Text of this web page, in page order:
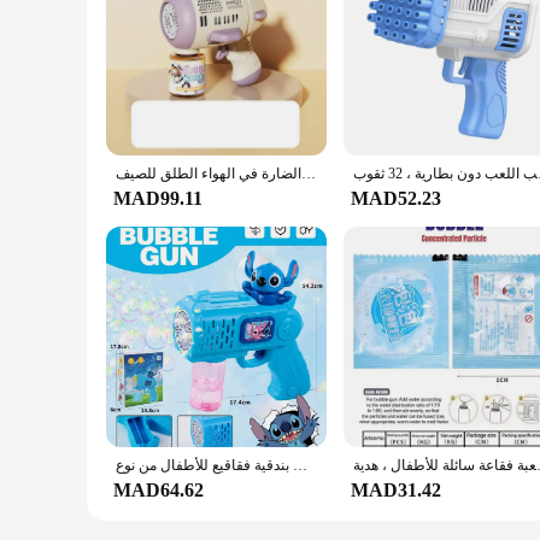
مسدس فقاعات كهربائي للأطفال ، 12 فتحة ، رشاشات فقاعات ، صابون فضاء أوتوماتيكي بالكامل ، ألعاب إزالة الأعشاب الضارة في الهواء الطلق للصيف
MAD99.11
، 32 ثقوب
MAD52.23
ألعاب بندقية فقاقيع للأطفال من نوع Hello Kitty غرزة ، فقاعات صابون ، ألعاب حفلات للأطفال ، ماكينة كهربائية صيفية خارجية ، هدية
MAD64.62
للأطفال ، هدية
MAD31.42